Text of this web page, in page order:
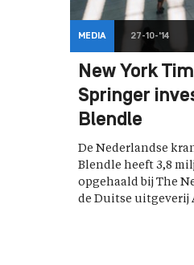
MEDIA 27-10-'14
New York
Springer
Blendle
De Nederlandse
Blendle heeft 3,8
opgehaald bij The
de Duitse uitgeverij